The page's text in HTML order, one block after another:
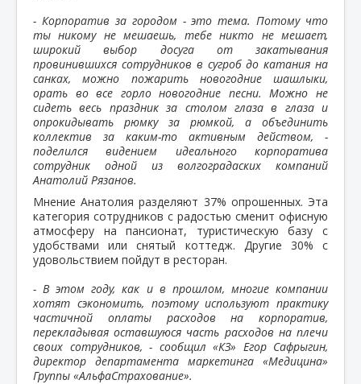
- Корпоратив за городом - это тема. Потому что
ты никому не мешаешь, тебе никто не мешает,
широкий выбор досуга от закатывания
провинившихся сотрудников в сугроб до катания на
санках, можно пожарить новогодние шашлыки,
орать во все горло новогодние песни. Можно не
сидеть весь праздник за столом глаза в глаза и
опрокидывать рюмку за рюмкой, а объединить
коллектив за каким-то активным действом, -
поделился видением идеального корпоратива
сотрудник одной из волгоградаских компаний
Анатолий Рязанов.
Мнение Анатолия разделяют 37% опрошенных. Эта
категория сотрудников с радостью сменит офисную
атмосферу на пансионат, туристическую базу с
удобствами или снятый коттедж. Другие 30% с
удовольствием пойдут в ресторан.
- В этом году, как и в прошлом, многие компании
хотят сэкономить, поэтому используют практику
частичной оплаты расходов на корпоратив,
перекладывая оставшуюся часть расходов на плечи
своих сотрудников, - сообщил «КЗ» Егор Сафрыгин,
директор департамента маркетинга «Медицина»
Группы «АльфаСтрахование».